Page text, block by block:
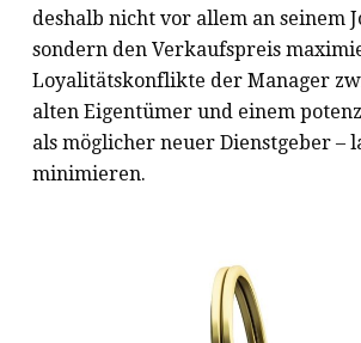
deshalb nicht vor allem an seinem
sondern den Verkaufspreis
Loyalitätskonflikte der Manager
alten Eigentümer und einem
als möglicher neuer Dienstgeber –
minimieren.